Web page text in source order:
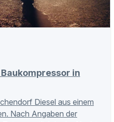
in
Diesel aus einem
Nach Angaben der